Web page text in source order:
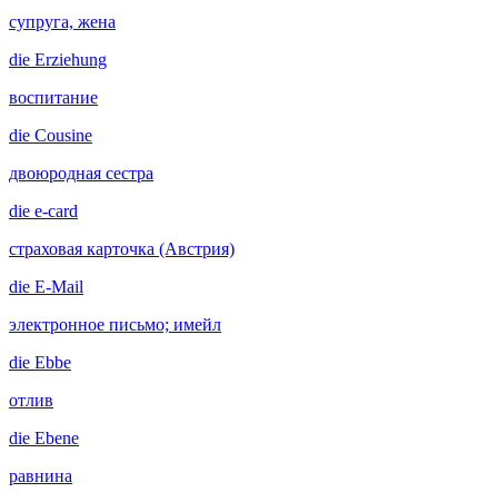
супруга, жена
die Erziehung
воспитание
die Cousine
двоюродная сестра
die e-card
страховая карточка (Австрия)
die E-Mail
электронное письмо; имейл
die Ebbe
отлив
die Ebene
равнина